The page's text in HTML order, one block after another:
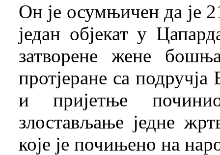
Он је осумњичен да је
један објекат у
затворене жене
протјеране са подручја
и пријетње
злостављање једне
које је почињено на